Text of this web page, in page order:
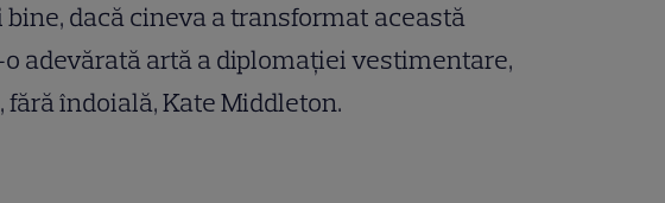
bine, dacă cineva a transformat această
adevărată artă a diplomației vestimentare,
fără îndoială, Kate Middleton.